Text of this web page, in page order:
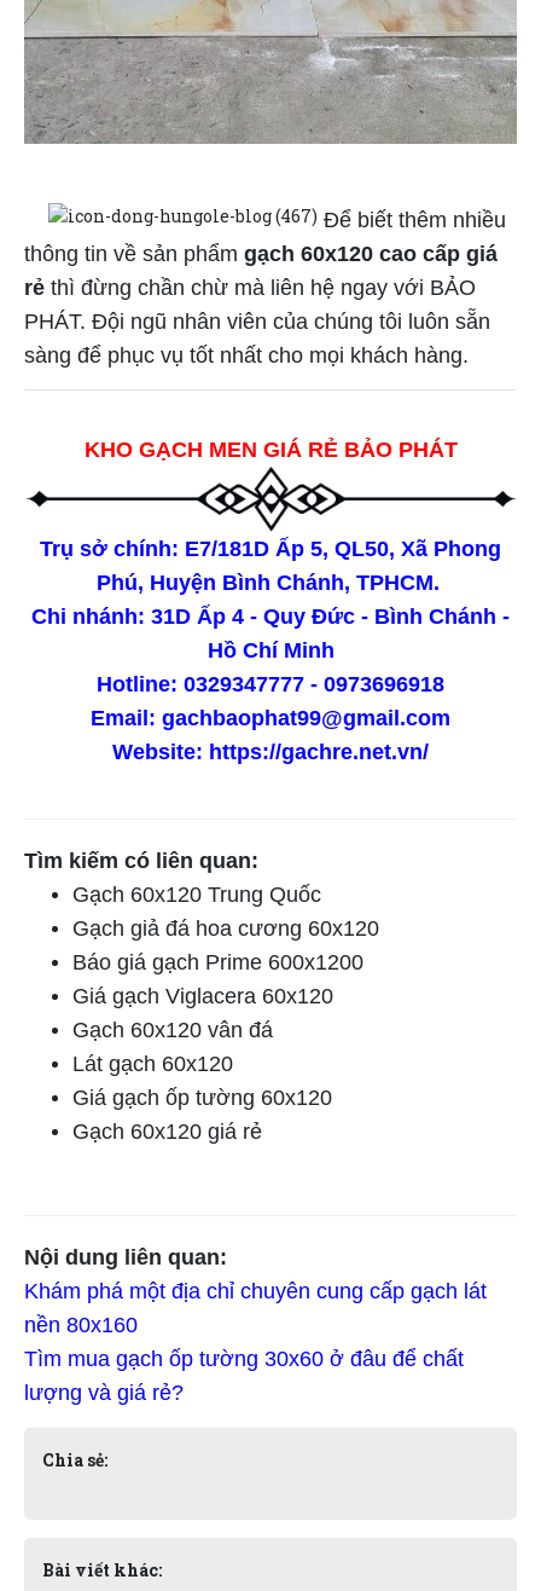
Để biết thêm nhiều
thông tin về sản phẩm gạch 60x120 cao cấp giá
rẻ thì đừng chần chừ mà liên hệ ngay với BẢO
PHÁT. Đội ngũ nhân viên của chúng tôi luôn sẵn
sàng để phục vụ tốt nhất cho mọi khách hàng.
KHO GẠCH MEN GIÁ RẺ BẢO PHÁT
Trụ sở chính: E7/181D Ấp 5, QL50, Xã Phong
Phú, Huyện Bình Chánh, TPHCM.
Chi nhánh: 31D Ấp 4 - Quy Đức - Bình Chánh -
Hồ Chí Minh
Hotline: 0329347777 - 0973696918
Email: gachbaophat99@gmail.com
Website: https://gachre.net.vn/
Tìm kiếm có liên quan:
Gạch 60x120 Trung Quốc
Gạch giả đá hoa cương 60x120
Báo giá gạch Prime 600x1200
Giá gạch Viglacera 60x120
Gạch 60x120 vân đá
Lát gạch 60x120
Giá gạch ốp tường 60x120
Gạch 60x120 giá rẻ
Nội dung liên quan:
Khám phá một địa chỉ chuyên cung cấp gạch lát
nền 80x160
Tìm mua gạch ốp tường 30x60 ở đâu để chất
lượng và giá rẻ?
Chia sẻ:
Bài viết khác: